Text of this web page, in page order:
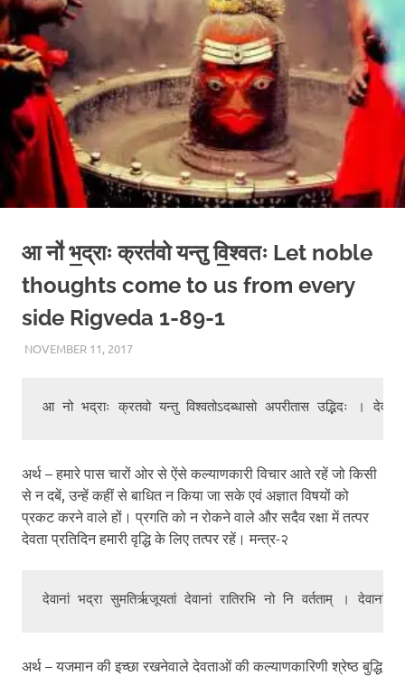
आ नो॑ भ॒द्राः क्रत॑वो यन्तु वि॒श्वतः Let noble
thoughts come to us from every
side Rigveda 1-89-1
NOVEMBER 11, 2017CHA_ADMIN
BLOG
अर्थ – हमारे पास चारों ओर से ऐंसे कल्याणकारी विचार आते रहें जो किसी
से न दबें, उन्हें कहीं से बाधित न किया जा सके एवं अज्ञात विषयों को
प्रकट करने वाले हों। प्रगति को न रोकने वाले और सदैव रक्षा में तत्पर
देवता प्रतिदिन हमारी वृद्धि के लिए तत्पर रहें। मन्त्र-२
अर्थ – यजमान की इच्छा रखनेवाले देवताओं की कल्याणकारिणी श्रेष्ठ बुद्धि